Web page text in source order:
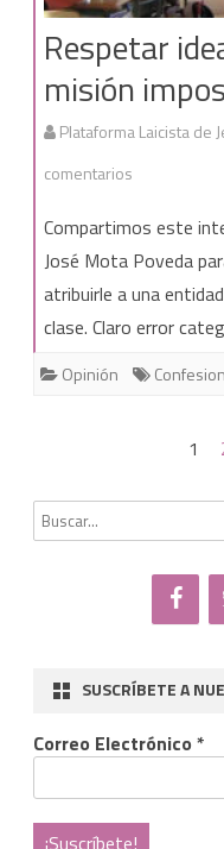
Respetar
misión
Plataforma Laicista de
comentarios
ideas
o
creencias
es
imposible
Compartimos este
José Mota Poveda
atribuirle a una
clase. Claro error
Opinión
entradas
1
Buscar
por:
SUSCRÍBETE A
Correo Electrónico *